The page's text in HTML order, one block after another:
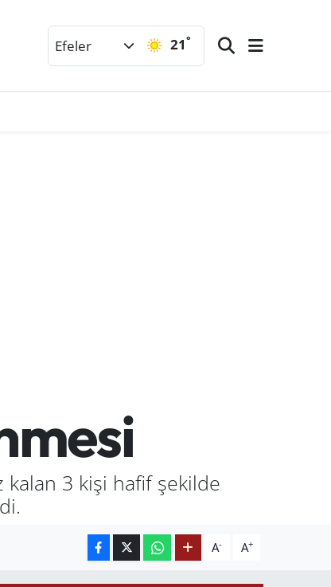
Efeler 21°
kalan 3 kişi hafif şekilde
A- A+